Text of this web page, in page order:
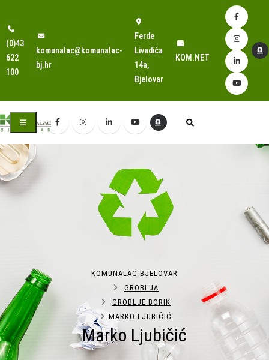
(0)43
622
100
komunalac@komunalac-
bj.hr
Ferde
Livadića
14a,
Bjelovar
KOM.NET
Marko Ljubičić
KOMUNALAC BJELOVAR
GROBLJA
GROBLJE BORIK
MARKO LJUBIČIĆ